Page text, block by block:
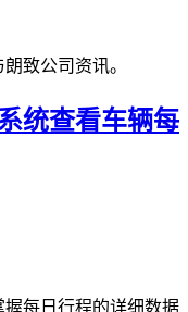
致公司资讯。
统查看车辆每
每日行程的详细数据